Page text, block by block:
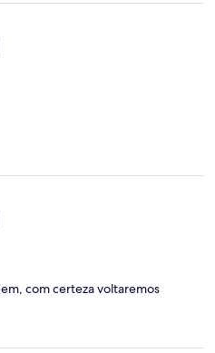
prix est désastreux !
com certeza voltaremos